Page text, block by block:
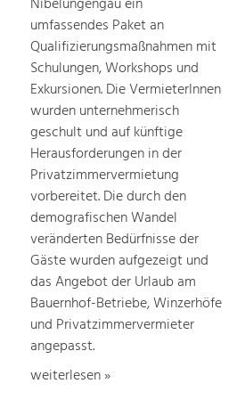
umfassendes Paket an
Qualifizierungsmaßnahmen mit
Schulungen, Workshops und
Exkursionen. Die VermieterInnen
wurden unternehmerisch
geschult und auf künftige
Herausforderungen in der
Privatzimmervermietung
vorbereitet. Die durch den
demografischen Wandel
veränderten Bedürfnisse der
Gäste wurden aufgezeigt und
das Angebot der Urlaub am
Bauernhof-Betriebe, Winzerhöfe
und Privatzimmervermieter
angepasst.
weiterlesen »